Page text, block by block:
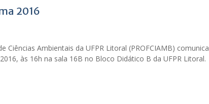
2016
Ambientais da UFPR Litoral (PROFCIAMB) comunica
às 16h na sala 16B no Bloco Didático B da UFPR Litoral.